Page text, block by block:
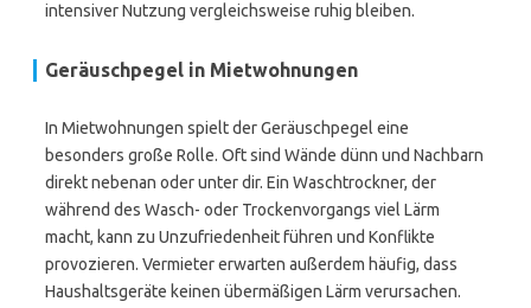
intensiver Nutzung vergleichsweise ruhig bleiben.
Geräuschpegel in Mietwohnungen
In Mietwohnungen spielt der Geräuschpegel eine
besonders große Rolle. Oft sind Wände dünn und Nachbarn
direkt nebenan oder unter dir. Ein Waschtrockner, der
während des Wasch- oder Trockenvorgangs viel Lärm
macht, kann zu Unzufriedenheit führen und Konflikte
provozieren. Vermieter erwarten außerdem häufig, dass
Haushaltsgeräte keinen übermäßigen Lärm verursachen.